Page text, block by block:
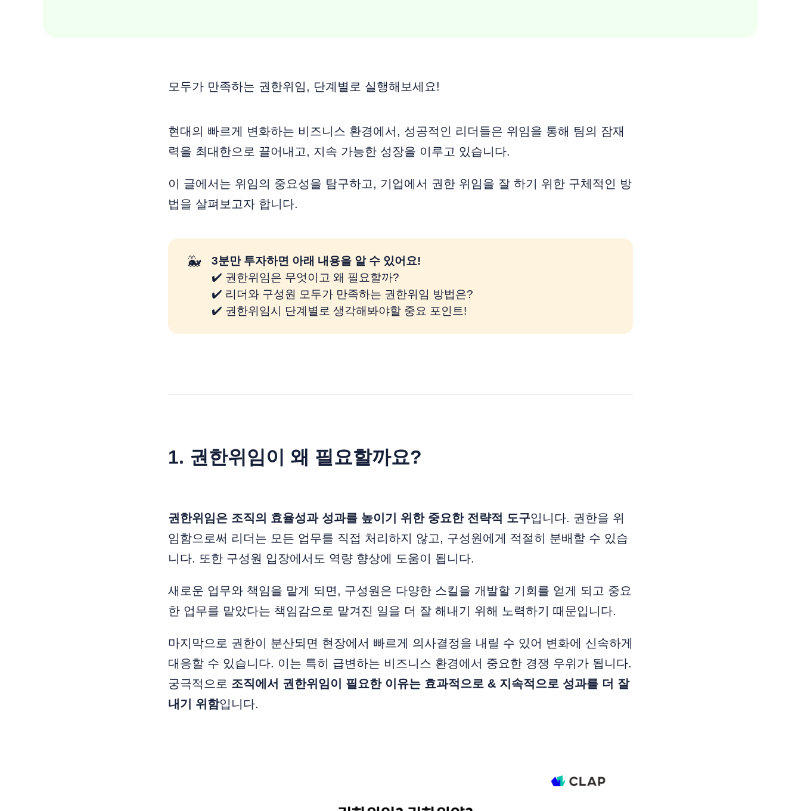
모두가 만족하는 권한위임, 단계별로 실행해보세요!
현대의 빠르게 변화하는 비즈니스 환경에서, 성공적인 리더들은 위임을 통해 팀의 잠재
력을 최대한으로 끌어내고, 지속 가능한 성장을 이루고 있습니다.
이 글에서는 위임의 중요성을 탐구하고, 기업에서 권한 위임을 잘 하기 위한 구체적인 방
법을 살펴보고자 합니다.
🐳
3분만 투자하면 아래 내용을 알 수 있어요!
✔️ 권한위임은 무엇이고 왜 필요할까?
✔️ 리더와 구성원 모두가 만족하는 권한위임 방법은?
✔️ 권한위임시 단계별로 생각해봐야할 중요 포인트!
1. 권한위임이 왜 필요할까요?
권한위임은 조직의 효율성과 성과를 높이기 위한 중요한 전략적 도구입니다. 권한을 위
임함으로써 리더는 모든 업무를 직접 처리하지 않고, 구성원에게 적절히 분배할 수 있습
니다. 또한 구성원 입장에서도 역량 향상에 도움이 됩니다.
새로운 업무와 책임을 맡게 되면, 구성원은 다양한 스킬을 개발할 기회를 얻게 되고 중요
한 업무를 맡았다는 책임감으로 맡겨진 일을 더 잘 해내기 위해 노력하기 때문입니다.
마지막으로 권한이 분산되면 현장에서 빠르게 의사결정을 내릴 수 있어 변화에 신속하게
대응할 수 있습니다. 이는 특히 급변하는 비즈니스 환경에서 중요한 경쟁 우위가 됩니다.
궁극적으로 조직에서 권한위임이 필요한 이유는 효과적으로 & 지속적으로 성과를 더 잘
내기 위함입니다.